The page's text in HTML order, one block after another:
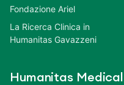
Fondazione Ariel
La Ricerca Clinica in
Humanitas Gavazzeni
Humanitas Medical